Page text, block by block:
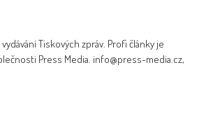
Tiskových zpráv. Profi články je
Press Media. info@press-media.cz,